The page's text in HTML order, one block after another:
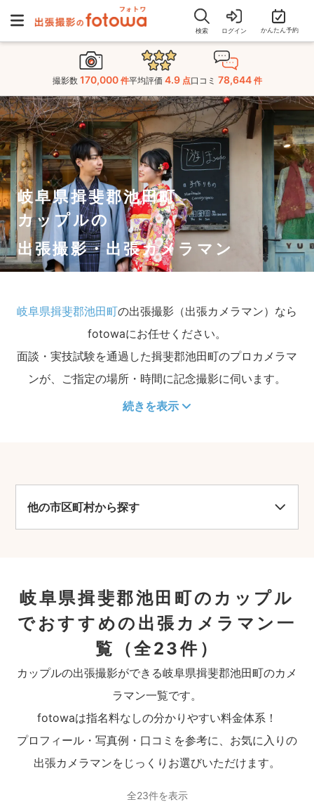
検索 ログイン かんたん予約
撮影数 170,000 件平均評価 4.9 点口コミ 78,644 件
岐阜県揖斐郡池田町
カップルの
出張撮影・出張カメラマン
岐阜県揖斐郡池田町の出張撮影（出張カメラマン）なら
fotowaにお任せください。
面談・実技試験を通過した揖斐郡池田町のプロカメラマ
ンが、ご指定の場所・時間に記念撮影に伺います。
続きを表示
他の市区町村から探す
岐阜県揖斐郡池田町のカップル
でおすすめの出張カメラマン一
覧
（全23件）
カップルの出張撮影ができる岐阜県揖斐郡池田町のカメ
ラマン一覧です。
fotowaは指名料なしの分かりやすい料金体系！
プロフィール・写真例・口コミを参考に、お気に入りの
出張カメラマンをじっくりお選びいただけます。
全23件を表示